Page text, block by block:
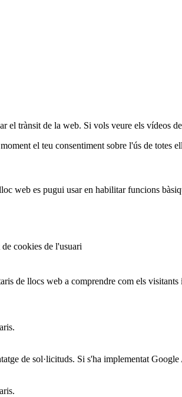
el trànsit de la web. Si vols veure els vídeos
el teu consentiment sobre l'ús de
web es pugui usar en habilitar funcions
cookies de l'usuari
de llocs web a comprendre com els
de sol·licituds. Si s'ha implementat